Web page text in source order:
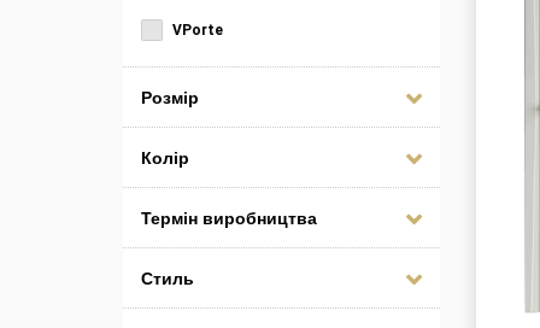
VPorte
Розмір
Колір
Термін виробництва
Стиль